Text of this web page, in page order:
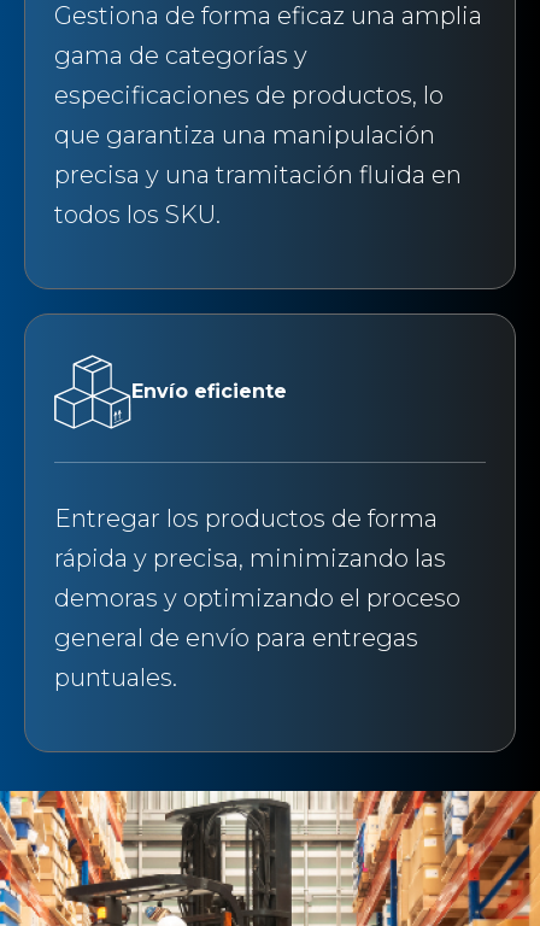
Gestiona de forma eficaz una amplia
gama de categorías y
especificaciones de productos, lo
que garantiza una manipulación
precisa y una tramitación fluida en
todos los SKU.
Envío eficiente
Entregar los productos de forma
rápida y precisa, minimizando las
demoras y optimizando el proceso
general de envío para entregas
puntuales.